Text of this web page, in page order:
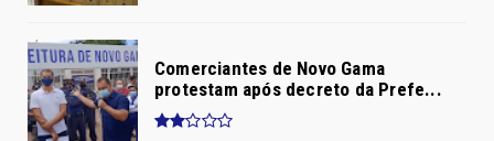
Comerciantes de Novo Gama
protestam após decreto da Prefe...